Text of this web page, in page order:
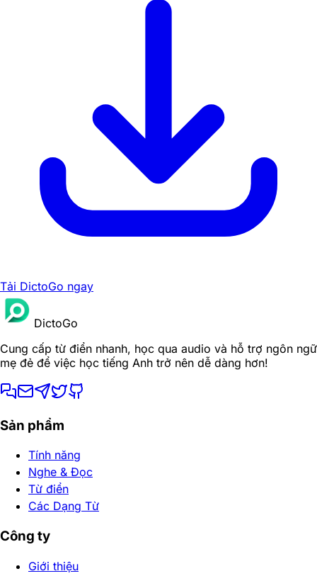
Tải DictoGo ngay
DictoGo
Cung cấp từ điển nhanh, học qua audio và hỗ trợ ngôn ngữ
mẹ đẻ để việc học tiếng Anh trở nên dễ dàng hơn!
Sản phẩm
Tính năng
Nghe & Đọc
Từ điển
Các Dạng Từ
Công ty
Giới thiệu